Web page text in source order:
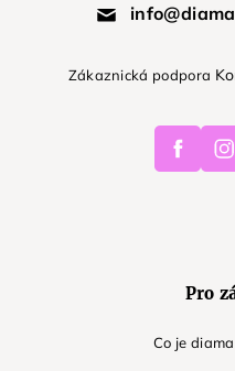
Zákaznická podpora
Facebook
Pro
Co je